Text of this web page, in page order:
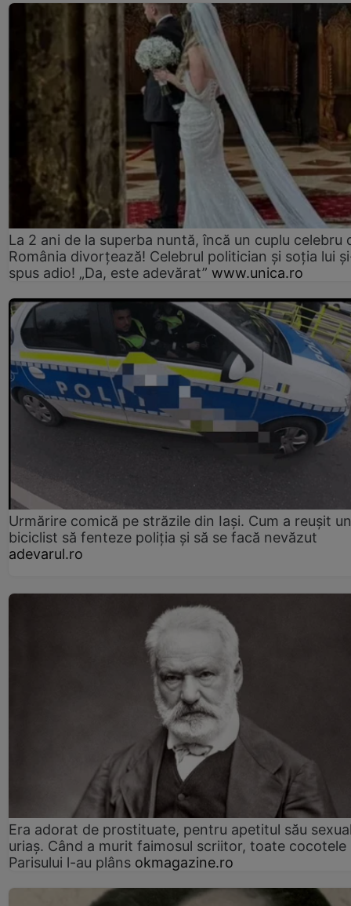
La 2 ani de la superba nuntă, încă un cuplu celebru
România divorțează! Celebrul politician și soția lui
spus adio! „Da, este adevărat” www.unica.ro
Urmărire comică pe străzile din Iași. Cum a reușit un
biciclist să fenteze poliția și să se facă nevăzut
adevarul.ro
Era adorat de prostituate, pentru apetitul său
uriaș. Când a murit faimosul scriitor, toate cocotele
Parisului l-au plâns okmagazine.ro